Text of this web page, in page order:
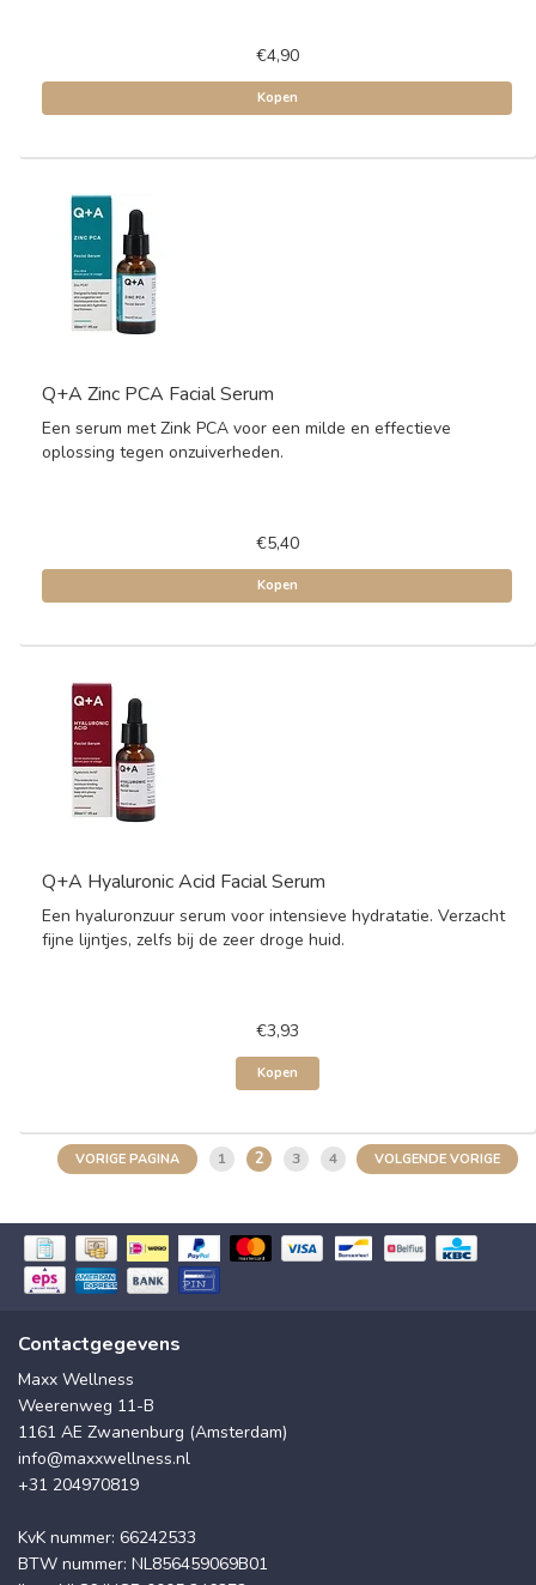
€4,90
Kopen
Q+A Zinc PCA Facial Serum
Een serum met Zink PCA voor een milde en effectieve
oplossing tegen onzuiverheden.
€5,40
Kopen
Q+A Hyaluronic Acid Facial Serum
Een hyaluronzuur serum voor intensieve hydratatie. Verzacht
fijne lijntjes, zelfs bij de zeer droge huid.
€3,93
Kopen
VORIGE PAGINA 1 2 3 4 VOLGENDE VORIGE
Contactgegevens
Maxx Wellness
Weerenweg 11-B
1161 AE Zwanenburg (Amsterdam)
info@maxxwellness.nl
+31 204970819
KvK nummer: 66242533
BTW nummer: NL856459069B01